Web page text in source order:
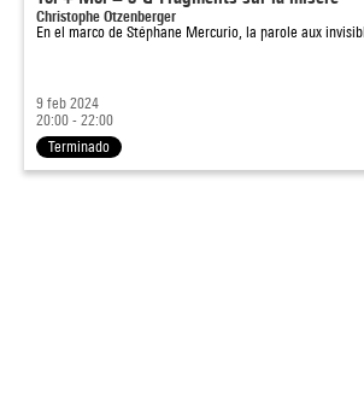
Christophe Otzenberger
En el marco de Stéphane Mercurio, la parole aux
9 feb 2024
20:00 - 22:00
Terminado